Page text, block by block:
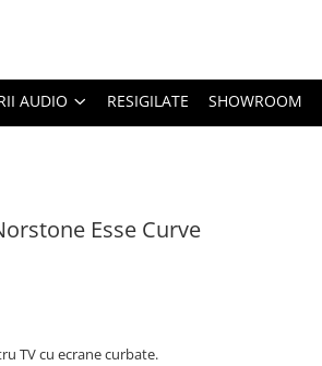
AUDIO RESIGILATE SHOWROOM
Esse Curve
TV cu ecrane curbate.